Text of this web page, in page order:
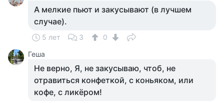
А мелкие пьют и закусывают (в лучшем
случае).
5 лет 3
0
Геша
Не верно, Я, не закусываю, чтоб, не
отравиться конфеткой, с коньяком, или
кофе, с ликёром!